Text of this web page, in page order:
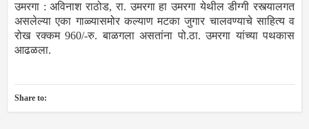
उमरगा : अविनाश राठोड, रा. उमरगा हा उमरगा येथील डीग्गी रस्त्यालगत
असलेल्या एका गाळ्यासमोर कल्याण मटका जुगार चालवण्याचे साहित्य व
रोख रक्कम 960/-रु. बाळगला असतांना पो.ठा. उमरगा यांच्या पथकास
आढळला.
Share to: